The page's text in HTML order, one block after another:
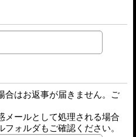
合はお返事が届きません。ご
メールとして処理される場合
ォルダもご確認ください。